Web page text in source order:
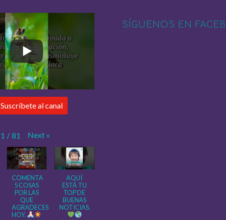
Suscríbete al canal
1 / 81 Next »
COMENTA
5 COSAS
POR LAS
QUE
AGRADECES
HOY.
AQUÍ
ESTÁ TU
TOP DE
BUENAS
NOTICIAS.
SÍGUENOS EN